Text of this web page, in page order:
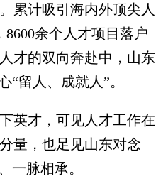
累计吸引海内外顶尖人
余个人才项目落户
才的双向奔赴中，山东
“留人、成就人”。
才，可见人才工作在
量，也足见山东对念
一脉相承。